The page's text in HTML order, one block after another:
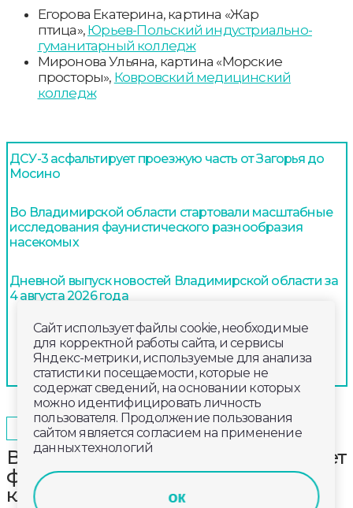
Егорова Екатерина, картина «Жар
птица», Юрьев-Польский индустриально-
гуманитарный колледж
Миронова Ульяна, картина «Морские
просторы», Ковровский медицинский
колледж
ДСУ-3 асфальтирует проезжую часть от Загорья до
Мосино
Во Владимирской области стартовали масштабные
исследования фаунистического разнообразия
насекомых
Дневной выпуск новостей Владимирской области за
4 августа 2026 года
ОБЩЕСТВО 2023-11-19 17:00
Во Владимирской области стартует
форум военно-патриотических
клубов «Равнение на «Авангард»
Сайт использует файлы cookie, необходимые
для корректной работы сайта, и сервисы
Яндекс-метрики, используемые для анализа
статистики посещаемости, которые не
содержат сведений, на основании которых
можно идентифицировать личность
пользователя. Продолжение пользования
сайтом является согласием на применение
данных технологий
ок